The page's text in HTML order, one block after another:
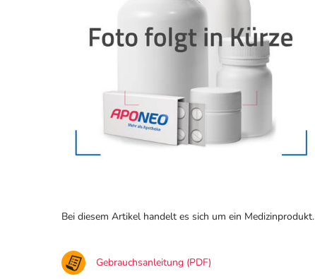
Bei diesem Artikel handelt es sich um ein Medizinprodukt.
Gebrauchsanleitung (PDF)